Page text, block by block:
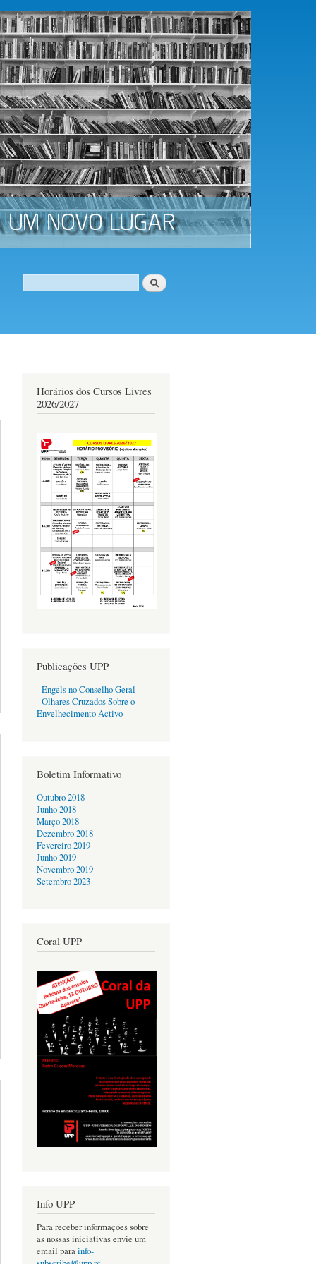
Formulário de procura
Procurar
Horários dos Cursos Livres
2026/2027
Publicações UPP
- Engels no Conselho Geral
- Olhares Cruzados Sobre o
Envelhecimento Activo
Boletim Informativo
Outubro 2018
Junho 2018
Março 2018
Dezembro 2018
Fevereiro 2019
Junho 2019
Novembro 2019
Setembro 2023
Coral UPP
Info UPP
Para receber informações sobre
as nossas iniciativas envie um
email parainfo-